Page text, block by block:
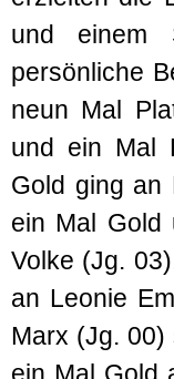
und einem
persönliche
neun Mal
und ein Mal
Gold ging an
ein Mal Gold
Volke (Jg.
an Leonie
Marx (Jg. 00)